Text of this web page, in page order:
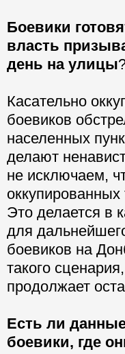
Боевики
власть
день на улицы
Касательно
боевиков
населенных
делают
не исключаем,
Это делается в
для
боевиков на
такого
продолжает
Есть ли
боевики, где